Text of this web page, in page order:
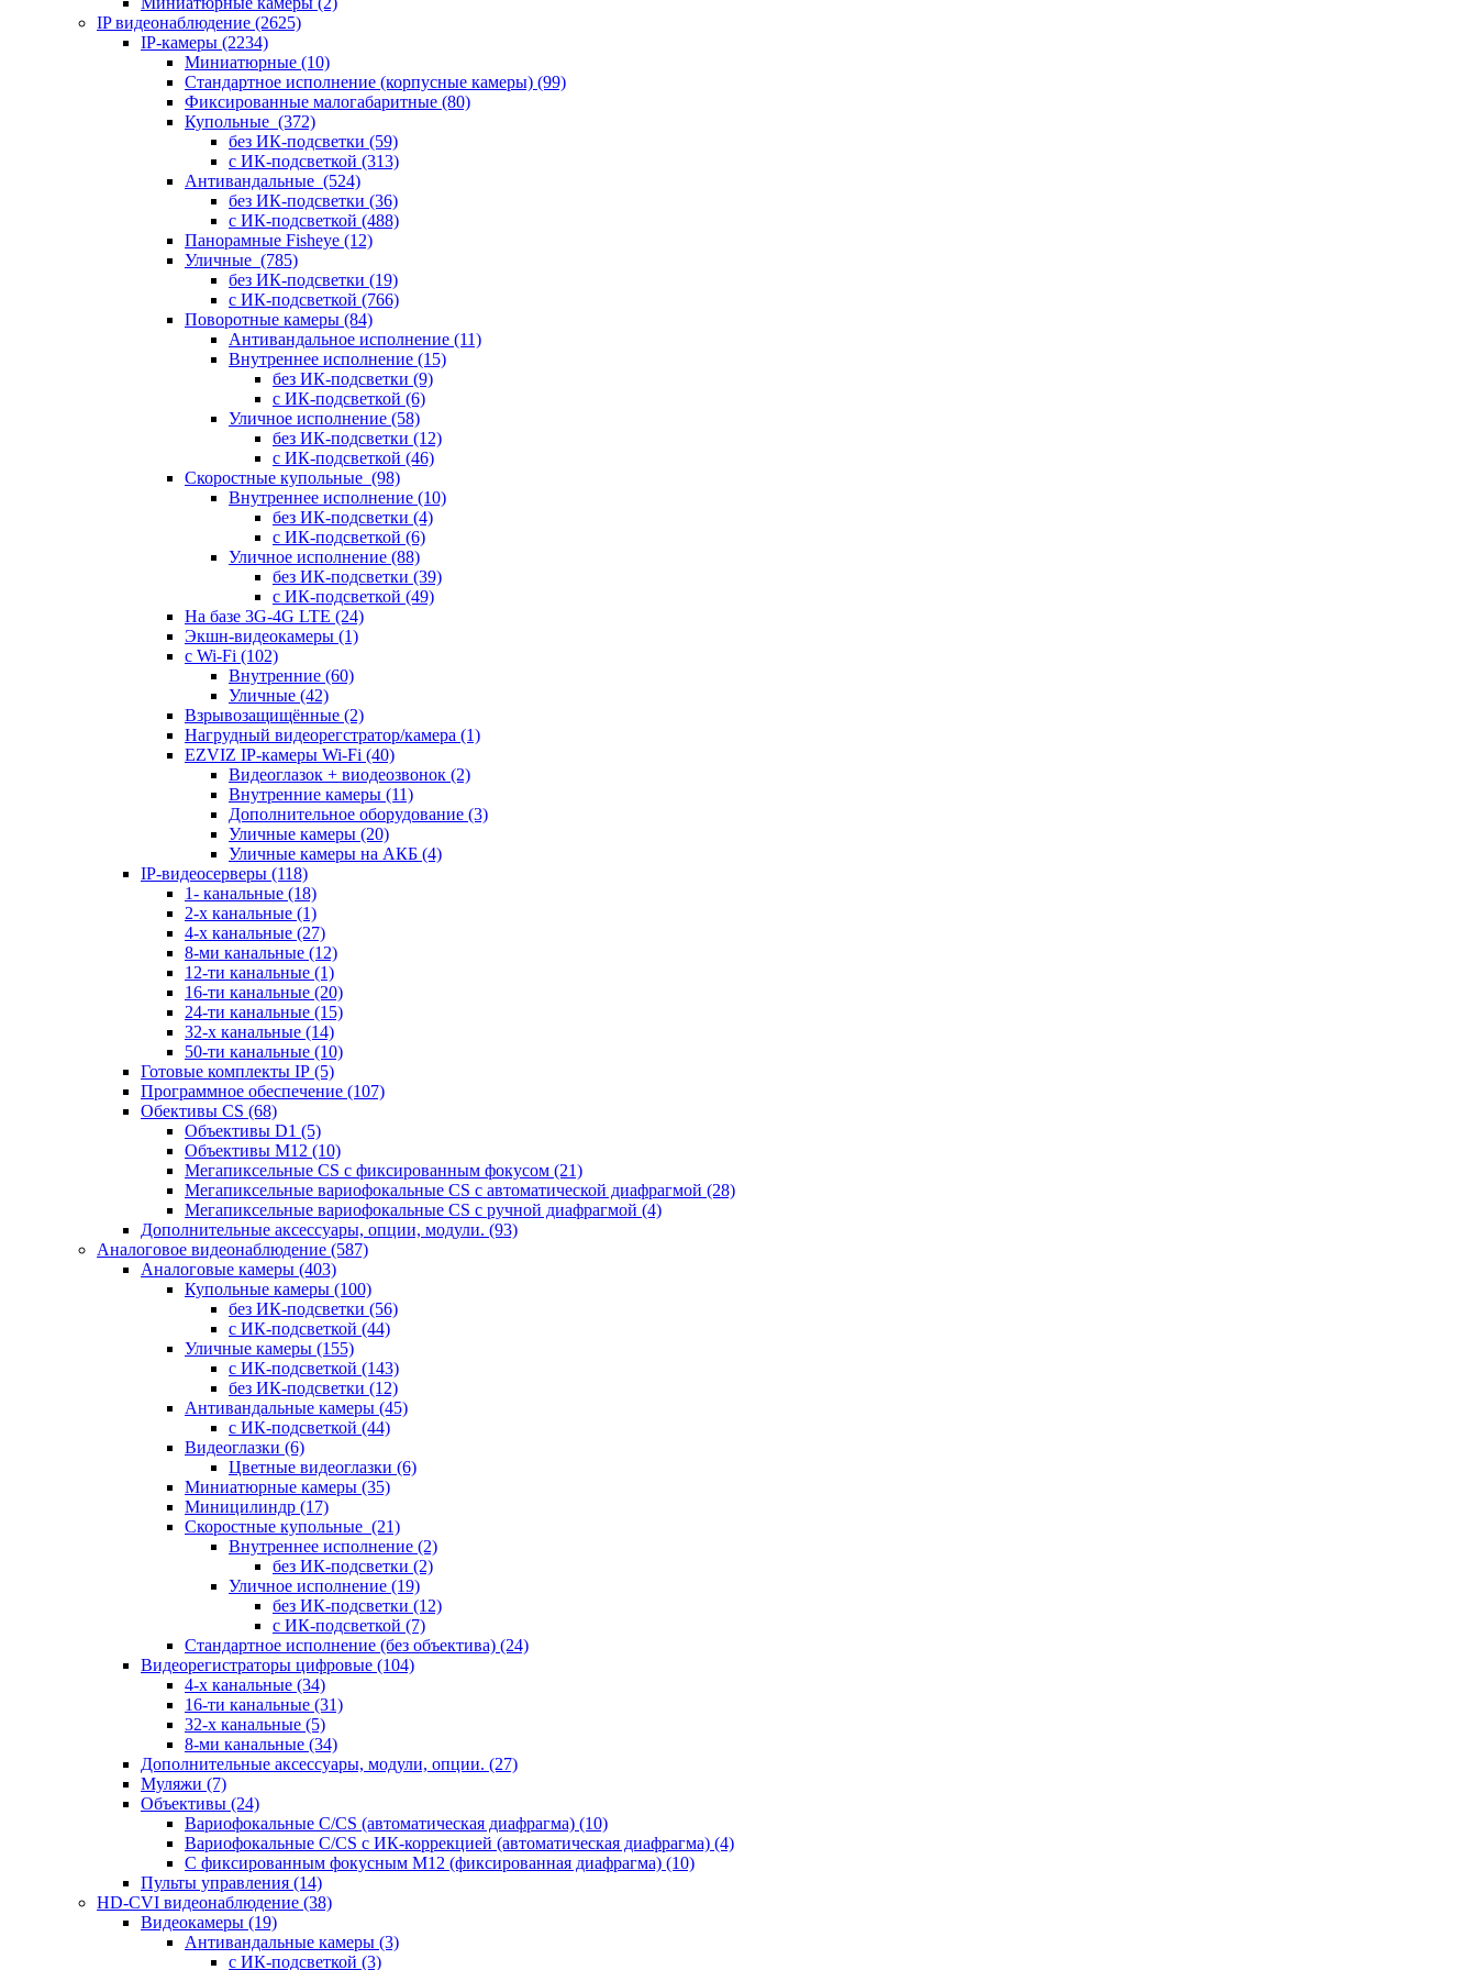
IP видеонаблюдение (2625)
IP-камеры (2234)
Миниатюрные (10)
Стандартное исполнение (корпусные камеры) (99)
Фиксированные малогабаритные (80)
Купольные (372)
без ИК-подсветки (59)
с ИК-подсветкой (313)
Антивандальные (524)
без ИК-подсветки (36)
с ИК-подсветкой (488)
Панорамные Fisheye (12)
Уличные (785)
без ИК-подсветки (19)
с ИК-подсветкой (766)
Поворотные камеры (84)
Антивандальное исполнение (11)
Внутреннее исполнение (15)
без ИК-подсветки (9)
с ИК-подсветкой (6)
Уличное исполнение (58)
без ИК-подсветки (12)
с ИК-подсветкой (46)
Скоростные купольные (98)
Внутреннее исполнение (10)
без ИК-подсветки (4)
с ИК-подсветкой (6)
Уличное исполнение (88)
без ИК-подсветки (39)
с ИК-подсветкой (49)
На базе 3G-4G LTE (24)
Экшн-видеокамеры (1)
с Wi-Fi (102)
Внутренние (60)
Уличные (42)
Взрывозащищённые (2)
Нагрудный видеорегстратор/камера (1)
EZVIZ IP-камеры Wi-Fi (40)
Видеоглазок + виодеозвонок (2)
Внутренние камеры (11)
Дополнительное оборудование (3)
Уличные камеры (20)
Уличные камеры на АКБ (4)
IP-видеосерверы (118)
1- канальные (18)
2-х канальные (1)
4-х канальные (27)
8-ми канальные (12)
12-ти канальные (1)
16-ти канальные (20)
24-ти канальные (15)
32-х канальные (14)
50-ти канальные (10)
Готовые комплекты IP (5)
Программное обеспечение (107)
Обективы CS (68)
Объективы D1 (5)
Объективы M12 (10)
Мегапиксельные CS c фиксированным фокусом (21)
Мегапиксельные вариофокальные CS c автоматической диафрагмой (28)
Мегапиксельные вариофокальные CS c ручной диафрагмой (4)
Дополнительные аксессуары, опции, модули. (93)
Аналоговое видеонаблюдение (587)
Аналоговые камеры (403)
Купольные камеры (100)
без ИК-подсветки (56)
с ИК-подсветкой (44)
Уличные камеры (155)
с ИК-подсветкой (143)
без ИК-подсветки (12)
Антивандальные камеры (45)
с ИК-подсветкой (44)
Видеоглазки (6)
Цветные видеоглазки (6)
Миниатюрные камеры (35)
Миницилиндр (17)
Скоростные купольные (21)
Внутреннее исполнение (2)
без ИК-подсветки (2)
Уличное исполнение (19)
без ИК-подсветки (12)
с ИК-подсветкой (7)
Стандартное исполнение (без объектива) (24)
Видеорегистраторы цифровые (104)
4-х канальные (34)
16-ти канальные (31)
32-х канальные (5)
8-ми канальные (34)
Дополнительные аксессуары, модули, опции. (27)
Муляжи (7)
Объективы (24)
Вариофокальные C/CS (автоматическая диафрагма) (10)
Вариофокальные C/CS с ИК-коррекцией (автоматическая диафрагма) (4)
С фиксированным фокусным М12 (фиксированная диафрагма) (10)
Пульты управления (14)
HD-CVI видеонаблюдение (38)
Видеокамеры (19)
Антивандальные камеры (3)
с ИК-подсветкой (3)